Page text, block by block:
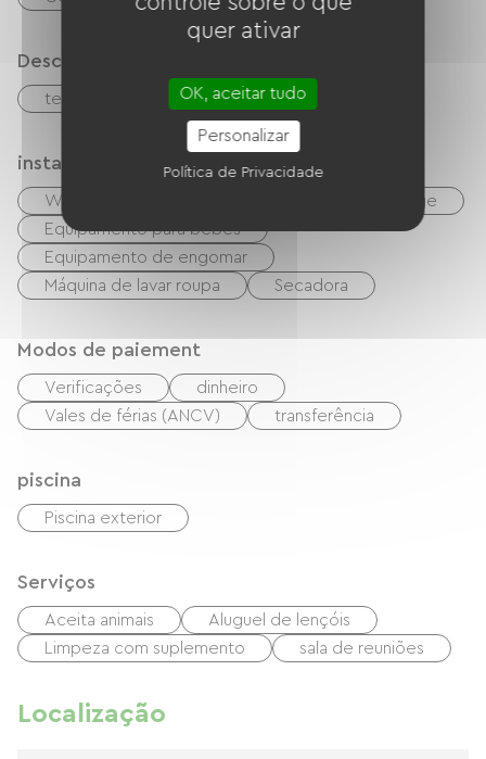
Descrição
terraço terreno privado fechado
instalações
Wi-Fi grátis
Garden Lounge
Equipamento para bebês
Equipamento de engomar
Máquina de lavar roupa
Secadora
Modos de paiement
Verificações
dinheiro
Vales de férias (ANCV)
transferência
piscina
Piscina exterior
Serviços
Aceita animais
Aluguel de lençóis
Limpeza com suplemento
sala de reuniões
Localização
quer ativar
OK, aceitar tudo
Personalizar
Política de Privacidade